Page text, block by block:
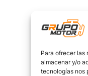
Para ofrecer las
almacenar y/o
tecnologías nos